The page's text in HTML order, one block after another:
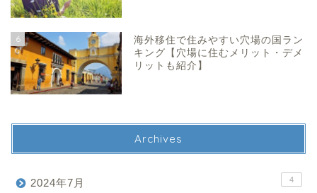
6
海外移住で住みやすい穴場の国ラン
キング【穴場に住むメリット・デメ
リットも紹介】
Archives
2024年7月 4